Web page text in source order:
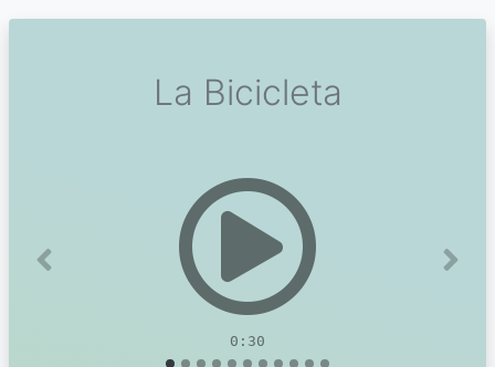
La Bicicleta
0:30
Previous Next